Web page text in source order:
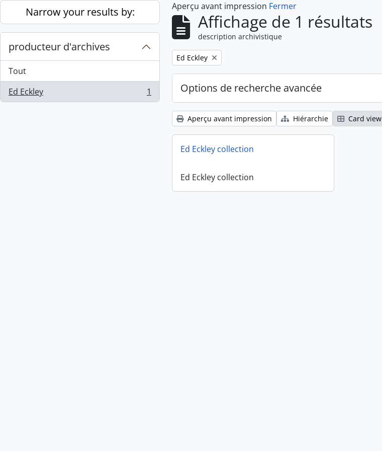
Skip to main content
Narrow your results by:
producteur d'archives
Tout
Ed Eckley
, 1 résultats 1
Aperçu avant impression Fermer
Affichage de 1 résultats
description archivistique
Remove filter:
Ed Eckley
Options de recherche avancée
Aperçu avant impression Hiérarchie Card view
Ed Eckley collection
Ed Eckley collection